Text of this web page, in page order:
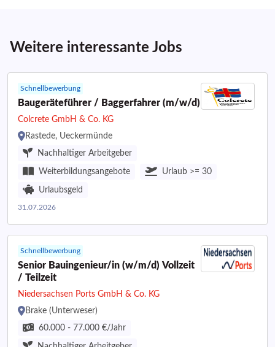
Weitere interessante Jobs
Schnellbewerbung
Baugeräteführer / Baggerfahrer (m/w/d)
Colcrete GmbH & Co. KG
Rastede, Ueckermünde
Nachhaltiger Arbeitgeber
Weiterbildungsangebote Urlaub >= 30
Urlaubsgeld
31.07.2026
Schnellbewerbung
Senior Bauingenieur/in (w/m/d) Vollzeit
/ Teilzeit
Niedersachsen Ports GmbH & Co. KG
Brake (Unterweser)
60.000 - 77.000 €/Jahr